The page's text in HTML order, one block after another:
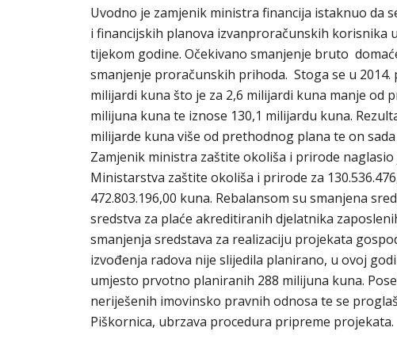
Uvodno je zamjenik ministra financija istaknuo da
i financijskih planova izvanproračunskih
tijekom godine. Očekivano smanjenje bruto
smanjenje proračunskih prihoda. Stoga se u
milijardi kuna što je za 2,6 milijardi kuna manje od
milijuna kuna te iznose 130,1 milijardu kuna.
milijarde kuna više od prethodnog plana te on
Zamjenik ministra zaštite okoliša i prirode
Ministarstva zaštite okoliša i prirode za
472.803.196,00 kuna. Rebalansom su smanjena
sredstva za plaće akreditiranih djelatnika
smanjenja sredstava za realizaciju projekata
izvođenja radova nije slijedila planirano, u ovoj
umjesto prvotno planiranih 288 milijuna kuna.
neriješenih imovinsko pravnih odnosa te se
Piškornica, ubrzava procedura pripreme projekata.